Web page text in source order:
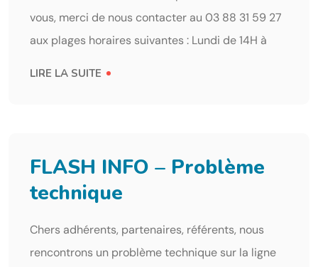
vous, merci de nous contacter au 03 88 31 59 27
aux plages horaires suivantes : Lundi de 14H à
LIRE LA SUITE
FLASH INFO – Problème
technique
Chers adhérents, partenaires, référents, nous
rencontrons un problème technique sur la ligne